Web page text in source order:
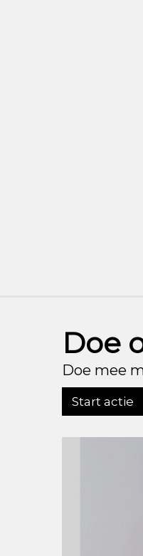
Doe
Doe mee
Start actie